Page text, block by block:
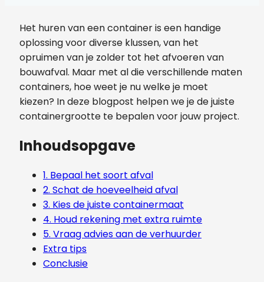
Het huren van een container is een handige
oplossing voor diverse klussen, van het
opruimen van je zolder tot het afvoeren van
bouwafval. Maar met al die verschillende maten
containers, hoe weet je nu welke je moet
kiezen? In deze blogpost helpen we je de juiste
containergrootte te bepalen voor jouw project.
Inhoudsopgave
1. Bepaal het soort afval
2. Schat de hoeveelheid afval
3. Kies de juiste containermaat
4. Houd rekening met extra ruimte
5. Vraag advies aan de verhuurder
Extra tips
Conclusie